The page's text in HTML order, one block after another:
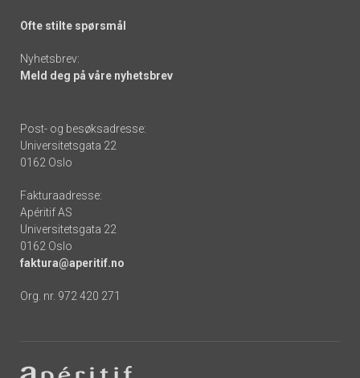
Ofte stilte spørsmål
Nyhetsbrev:
Meld deg på våre nyhetsbrev
Post- og besøksadresse:
Universitetsgata 22
0162 Oslo
Fakturaadresse:
Apéritif AS
Universitetsgata 22
0162 Oslo
faktura@aperitif.no
Org. nr. 972 420 271